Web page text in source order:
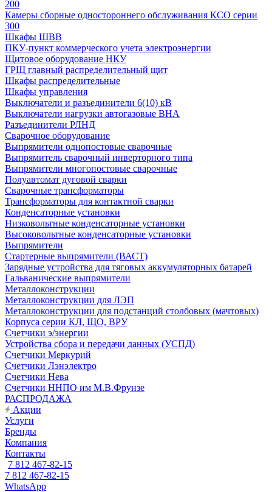
200
Камеры сборные одностороннего обслуживания КСО серии
300
Шкафы ШВВ
ПКУ-пункт коммерческого учета электроэнергии
Щитовое оборудование НКУ
ГРЩ главный распределительный щит
Шкафы распределительные
Шкафы управления
Выключатели и разъединители 6(10) кВ
Выключатели нагрузки автогазовые ВНА
Разъединители РЛНД
Сварочное оборудование
Выпрямители однопостовые сварочные
Выпрямитель сварочный инверторного типа
Выпрямители многопостовые сварочные
Полуавтомат дуговой сварки
Сварочные трансформаторы
Трансформаторы для контактной сварки
Конденсаторные установки
Низковольтные конденсаторные установки
Высоковольтные конденсаторные установки
Выпрямители
Стартерные выпрямители (ВАСТ)
Зарядные устройства для тяговых аккумуляторных батарей
Гальванические выпрямители
Металлоконструкции
Металлоконструкции для ЛЭП
Металлоконструкции для подстанций столбовых (мачтовых)
Корпуса серии КЛ, ЩО, ВРУ
Счетчики э/энергии
Устройства сбора и передачи данных (УСПД)
Счетчики Меркурий
Счетчики Лэнэлектро
Счетчики Нева
Счетчики ННПО им М.В.Фрунзе
РАСПРОДАЖА
Акции
Услуги
Бренды
Компания
Контакты
7 812 467-82-15
7 812 467-82-15
WhatsApp